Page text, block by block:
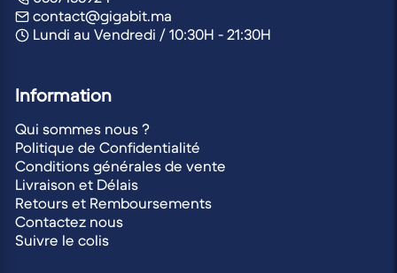
contact@gigabit.ma
Lundi au Vendredi / 10:30H - 21:30H
Information
Qui sommes nous ?
Politique de Confidentialité
Conditions générales de vente
Livraison et Délais
Retours et Remboursements
Contactez nous
Suivre le colis